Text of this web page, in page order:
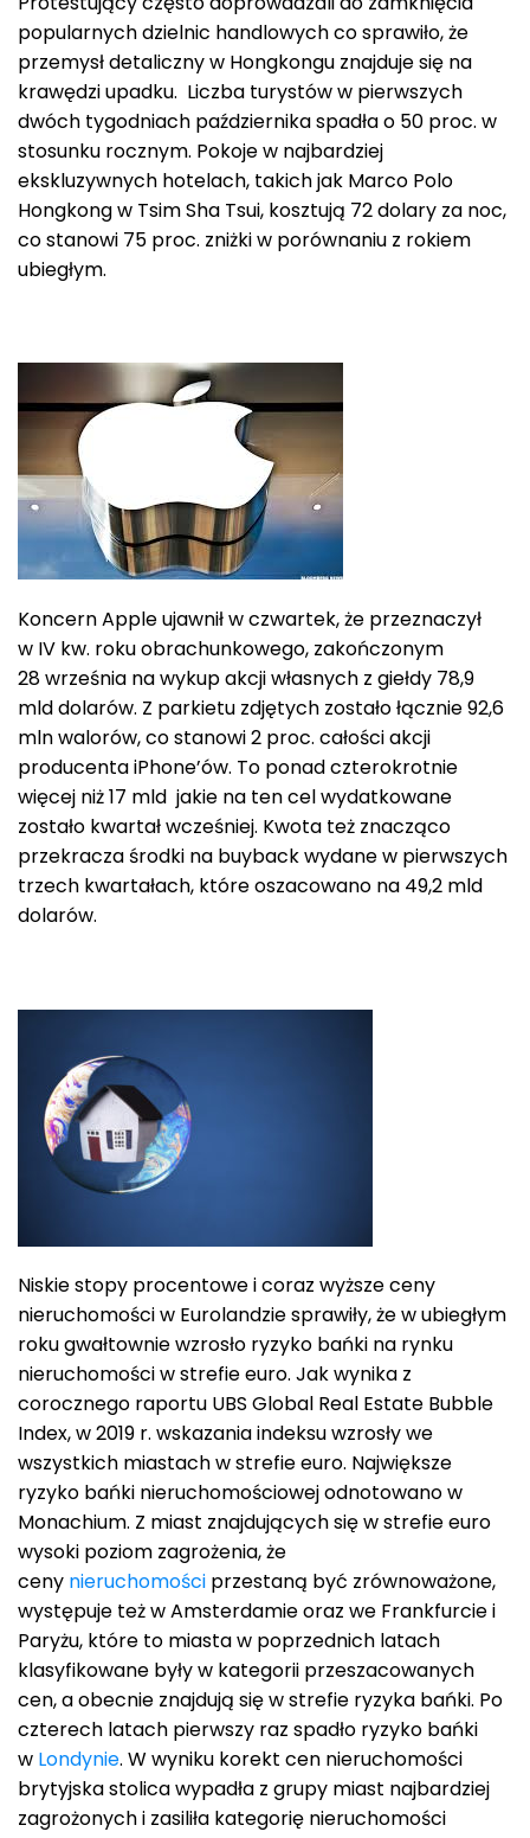
popularnych dzielnic handlowych co sprawiło, że
przemysł detaliczny w Hongkongu znajduje się na
krawędzi upadku. Liczba turystów w pierwszych
dwóch tygodniach października spadła o 50 proc. w
stosunku rocznym. Pokoje w najbardziej
ekskluzywnych hotelach, takich jak Marco Polo
Hongkong w Tsim Sha Tsui, kosztują 72 dolary za noc,
co stanowi 75 proc. zniżki w porównaniu z rokiem
ubiegłym.
Koncern Apple ujawnił w czwartek, że przeznaczył
w IV kw. roku obrachunkowego, zakończonym
28 września na wykup akcji własnych z giełdy 78,9
mld dolarów. Z parkietu zdjętych zostało łącznie 92,6
mln walorów, co stanowi 2 proc. całości akcji
producenta iPhone’ów. To ponad czterokrotnie
więcej niż 17 mld jakie na ten cel wydatkowane
zostało kwartał wcześniej. Kwota też znacząco
przekracza środki na buyback wydane w pierwszych
trzech kwartałach, które oszacowano na 49,2 mld
dolarów.
Niskie stopy procentowe i coraz wyższe ceny
nieruchomości w Eurolandzie sprawiły, że w ubiegłym
roku gwałtownie wzrosło ryzyko bańki na rynku
nieruchomości w strefie euro. Jak wynika z
corocznego raportu UBS Global Real Estate Bubble
Index, w 2019 r. wskazania indeksu wzrosły we
wszystkich miastach w strefie euro. Największe
ryzyko bańki nieruchomościowej odnotowano w
Monachium. Z miast znajdujących się w strefie euro
wysoki poziom zagrożenia, że
ceny nieruchomości przestaną być zrównoważone,
występuje też w Amsterdamie oraz we Frankfurcie i
Paryżu, które to miasta w poprzednich latach
klasyfikowane były w kategorii przeszacowanych
cen, a obecnie znajdują się w strefie ryzyka bańki. Po
czterech latach pierwszy raz spadło ryzyko bańki
w Londynie. W wyniku korekt cen nieruchomości
brytyjska stolica wypadła z grupy miast najbardziej
zagrożonych i zasiliła kategorię nieruchomości